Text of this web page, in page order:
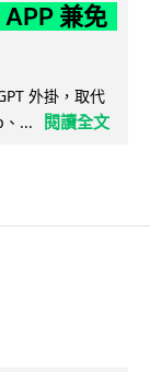
兼免
外掛，取代
...
閱讀全文